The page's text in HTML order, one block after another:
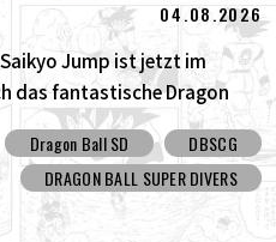
04.08.2026
Jump ist jetzt im
das fantastische Dragon
Bonusinhalte an!
Dragon Ball SD
DBSCG
DRAGON BALL SUPER DIVERS